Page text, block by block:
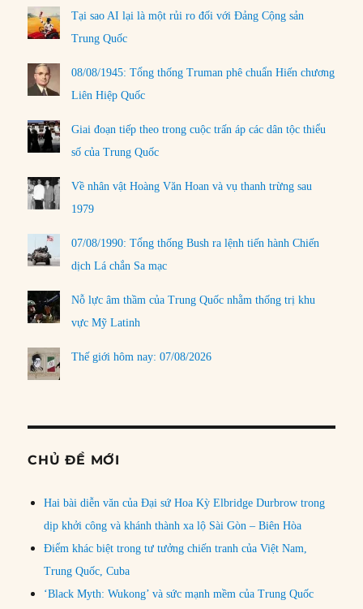
Tại sao AI lại là một rủi ro đối với Đảng Cộng sản
Trung Quốc
08/08/1945: Tổng thống Truman phê chuẩn Hiến chương
Liên Hiệp Quốc
Giai đoạn tiếp theo trong cuộc trấn áp các dân tộc thiểu
số của Trung Quốc
Về nhân vật Hoàng Văn Hoan và vụ thanh trừng sau
1979
07/08/1990: Tổng thống Bush ra lệnh tiến hành Chiến
dịch Lá chắn Sa mạc
Nỗ lực âm thầm của Trung Quốc nhằm thống trị khu
vực Mỹ Latinh
Thế giới hôm nay: 07/08/2026
CHỦ ĐỀ MỚI
Hai bài diễn văn của Đại sứ Hoa Kỳ Elbridge Durbrow trong
dịp khởi công và khánh thành xa lộ Sài Gòn – Biên Hòa
Điểm khác biệt trong tư tưởng chiến tranh của Việt Nam,
Trung Quốc, Cuba
‘Black Myth: Wukong’ và sức mạnh mềm của Trung Quốc